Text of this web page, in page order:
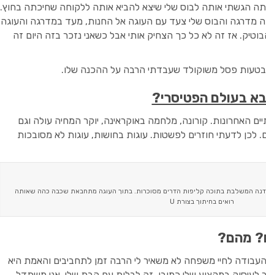
הגשתי אותה לבוס שלי שיצא להביא אותה ללקוחה שחיכתה בחוץ.
מדרגה והבוס שלי צעד עם העוגה אל החנות, מעד במדרגה והעוגה
אז זה לא כל כך הצחיק אותי אבל כשאני נזכר בזה היום זה
פסל משוקולד שעבדתי הרבה על ההכנה שלו.
בעולם הפטיסרי?
האחרונות. קורונה, מלחמה באוקראינה, יוקר המחיה עולה וגם
לכן לדעתי חוזרים לפשטות. עוגות בחושות, עוגות לא מסובכות
המשלבת בתוכה קליפות הדרים מסוכרות. בתוך העוגה מתחבאת שכבה כהה שאותה
רואים בחיתוך בצורת U
מהם?
העבודה לחיי משפחה לא משאיר לי הרבה זמן לתחביבים והאמת היא